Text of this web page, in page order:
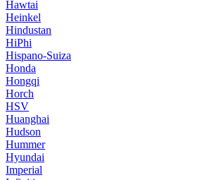
Hawtai
Heinkel
Hindustan
HiPhi
Hispano-Suiza
Honda
Hongqi
Horch
HSV
Huanghai
Hudson
Hummer
Hyundai
Imperial